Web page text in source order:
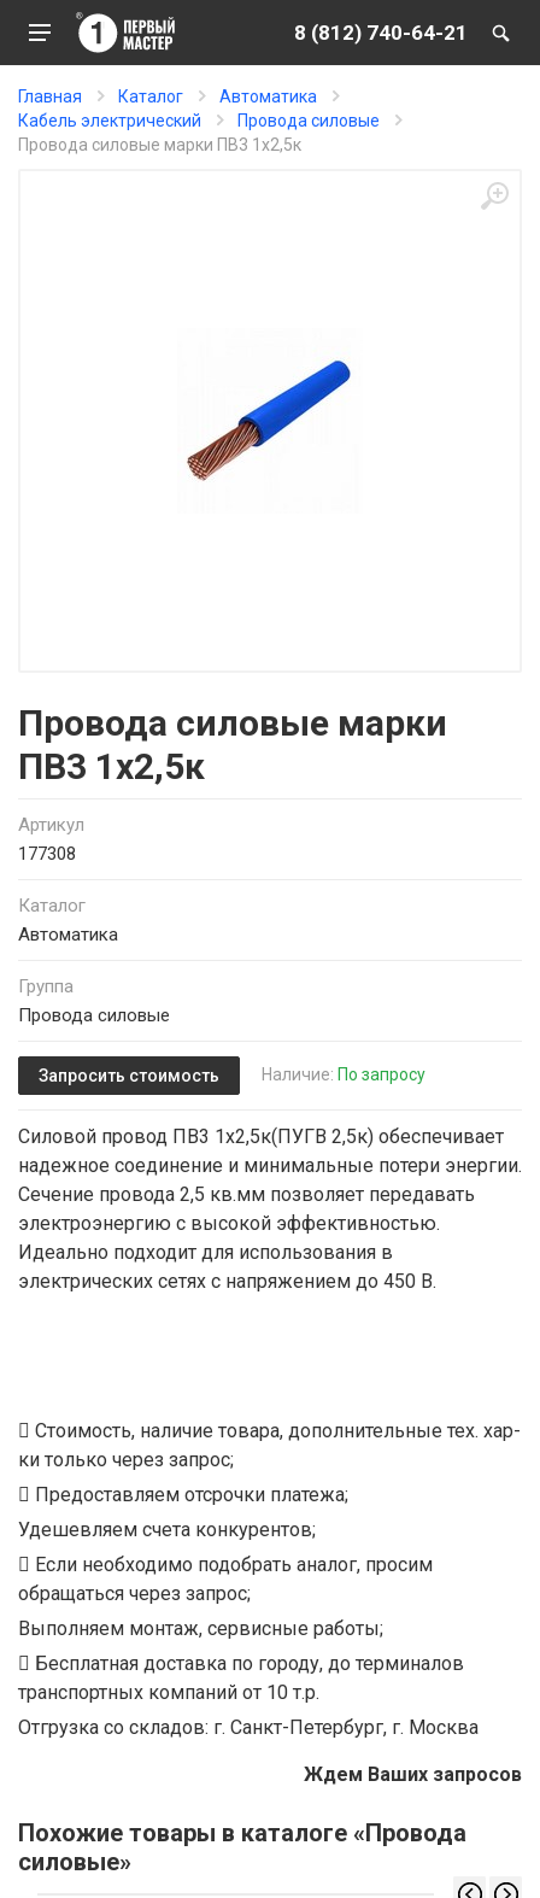
8 (812) 740-64-21
Главная Каталог
Автоматика
Кабель электрический
Провода силовые
Провода силовые марки ПВ3 1х2,5к
Провода силовые марки
ПВ3 1х2,5к
Артикул
177308
Каталог
Автоматика
Группа
Провода силовые
Запросить стоимость Наличие: По запросу
Силовой провод ПВ3 1х2,5к(ПУГВ 2,5к) обеспечивает
надежное соединение и минимальные потери энергии.
Сечение провода 2,5 кв.мм позволяет передавать
электроэнергию с высокой эффективностью.
Идеально подходит для использования в
электрических сетях с напряжением до 450 В.
Стоимость, наличие товара, дополнительные тех. хар-
ки только через запрос;
Предоставляем отсрочки платежа;
Удешевляем счета конкурентов;
Если необходимо подобрать аналог, просим
обращаться через запрос;
Выполняем монтаж, сервисные работы;
Бесплатная доставка по городу, до терминалов
транспортных компаний от 10 т.р.
Отгрузка со складов: г. Санкт-Петербург, г. Москва
Ждем Ваших запросов
Похожие товары в каталоге «Провода
силовые»